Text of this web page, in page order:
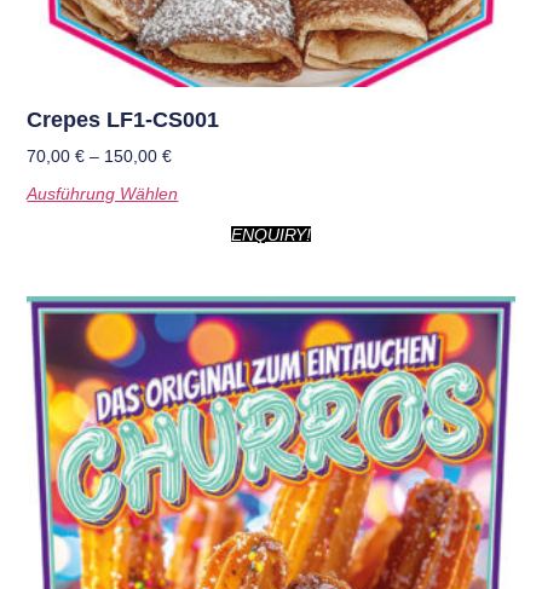
Crepes LF1-CS001
70,00€ – 150,00€
Ausführung Wählen
ENQUIRY!